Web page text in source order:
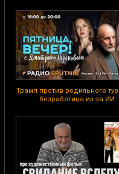
Трамп против родильного
безработица из-за ИИ